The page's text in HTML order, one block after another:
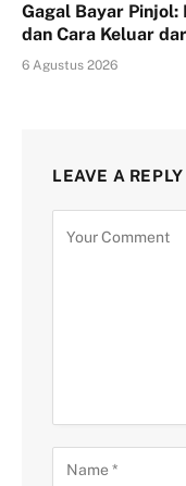
Gagal Bayar Pinjol:
dan Cara Keluar
6 Agustus 2026
LEAVE A REPLY